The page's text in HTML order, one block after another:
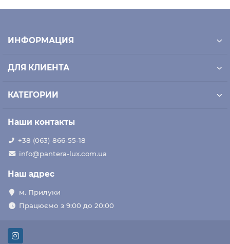
ИНФОРМАЦИЯ
ДЛЯ КЛИЕНТА
КАТЕГОРИИ
Наши контакты
+38 (063) 866-55-18
info@pantera-lux.com.ua
Наш адрес
м. Прилуки
Працюємо з 9:00 до 20:00